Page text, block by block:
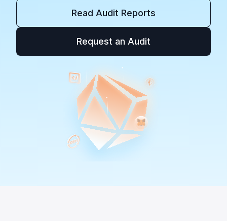
Read Audit Reports
Request an Audit